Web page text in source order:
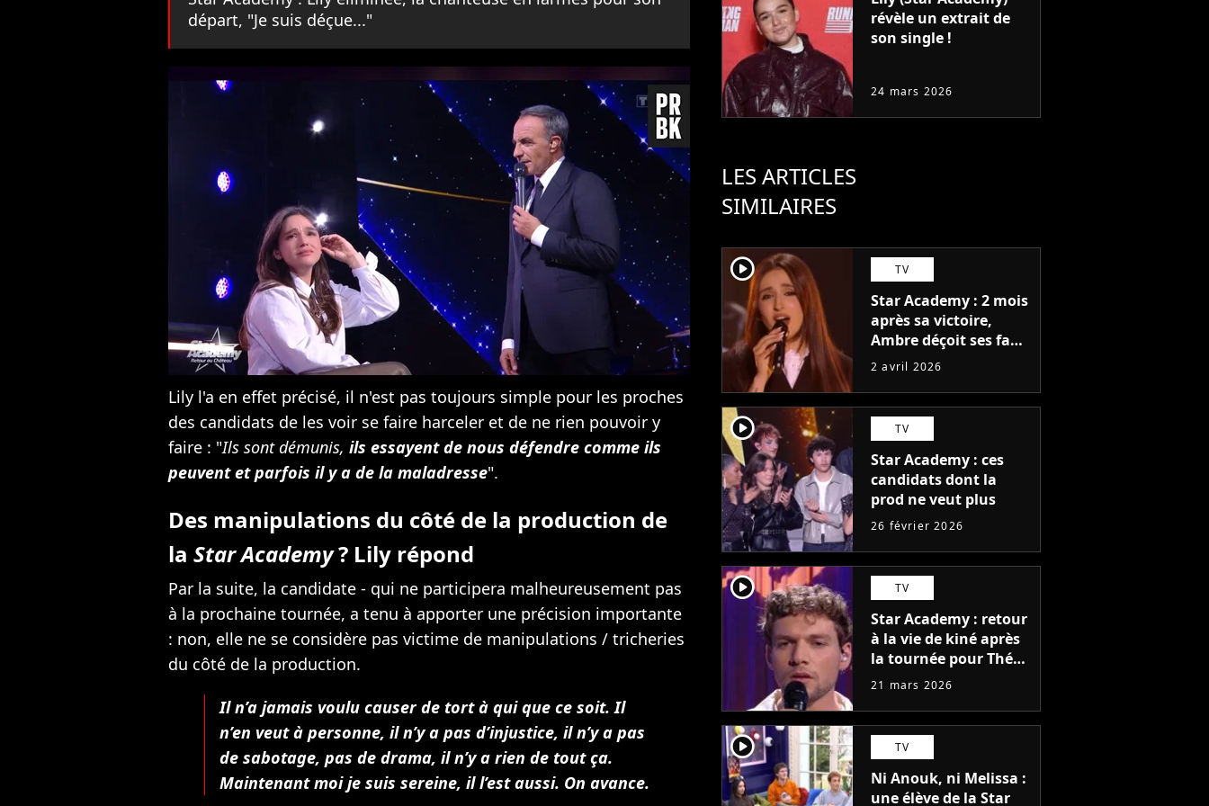
départ, "Je suis déçue..."
Lily l'a en effet précisé, il n'est pas toujours simple pour les proches
des candidats de les voir se faire harceler et de ne rien pouvoir y
faire : "Ils sont démunis, ils essayent de nous défendre comme ils
peuvent et parfois il y a de la maladresse".
Des manipulations du côté de la production de
la Star Academy? Lily répond
Par la suite, la candidate - qui ne participera malheureusement pas
à la prochaine tournée, a tenu à apporter une précision importante
: non, elle ne se considère pas victime de manipulations / tricheries
du côté de la production.
Il n’a jamais voulu causer de tort à qui que ce soit. Il
n’en veut à personne, il n’y a pas d’injustice, il n’y a pas
de sabotage, pas de drama, il n’y a rien de tout ça.
Maintenant moi je suis sereine, il l’est aussi. On avance.
révèle un extrait de
son single !
24 mars 2026
LES ARTICLES
SIMILAIRES
player2 TV
Star Academy : 2 mois
après sa victoire,
Ambre déçoit ses fans
avec cette annonce
2 avril 2026
player2 TV
Star Academy : ces
candidats dont la
prod ne veut plus
26 février 2026
player2 TV
Star Academy : retour
à la vie de kiné après
la tournée pour Théo
P. ? "Pas facile"
21 mars 2026
player2 TV
Ni Anouk, ni Melissa :
une élève de la Star